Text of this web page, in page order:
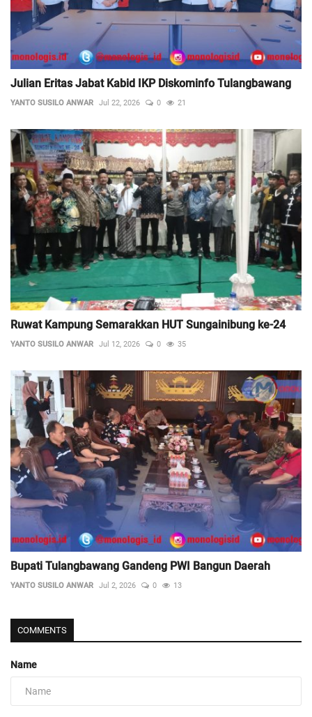
Julian Eritas Jabat Kabid IKP Diskominfo Tulangbawang
YANTO SUSILO ANWAR Jul 22, 2026 0 21
Ruwat Kampung Semarakkan HUT Sungainibung ke-24
YANTO SUSILO ANWAR Jul 12, 2026 0 35
Bupati Tulangbawang Gandeng PWI Bangun Daerah
YANTO SUSILO ANWAR Jul 2, 2026 0 13
COMMENTS
Name